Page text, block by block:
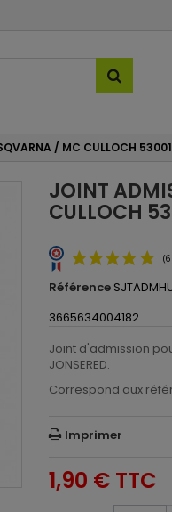
/ MC CULLOCH
JOINT
CULLOCH
Référence
3665634004182
Joint d'admission
JONSERED.
Correspond aux
Imprimer
1,90 € TTC